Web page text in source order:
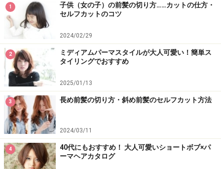
今回のヘアアクセサリーは「カチューシャ」色使いやデ
ザインをシックにまとめ、２本付けしてあげるととって
も華やかですね。
■完成
トップのボリューム感がとっても華やかですね！このス
1
子供（女の子）の前髪の切り方……カットの仕方・
セルフカットのコツ
2024/02/29
2
ミディアムパーマスタイルが大人可愛い！簡単ス
タイリングでおすすめ
2025/01/13
3 長め前髪の切り方・斜め前髪のセルフカット方法
2024/03/11
4
40代にもおすすめ！ 大人可愛いショートボブ×パ
ーマヘアカタログ